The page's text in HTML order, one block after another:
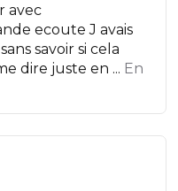
avec
ecoute J avais
savoir si cela
dire juste en ... En